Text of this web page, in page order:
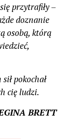
przytrafiły –
doznanie
osobą, którą
pokochał
cię ludzi.
BRETT